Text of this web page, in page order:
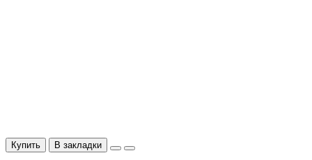
Купить В закладки